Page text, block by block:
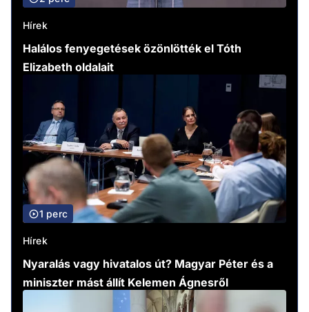
Hírek
Halálos fenyegetések özönlötték el Tóth
Elizabeth oldalait
1 perc
Hírek
Nyaralás vagy hivatalos út? Magyar Péter és a
miniszter mást állít Kelemen Ágnesről